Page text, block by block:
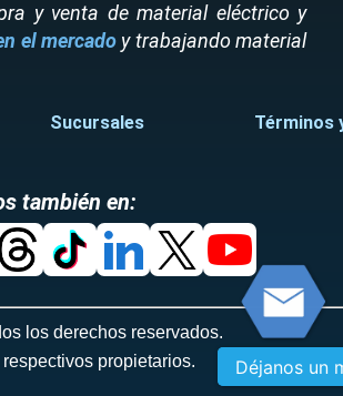
y venta de material eléctrico y
el mercado y trabajando material
Sucursales Términos
también en:
los derechos reservados.
propietarios.
Déjanos un